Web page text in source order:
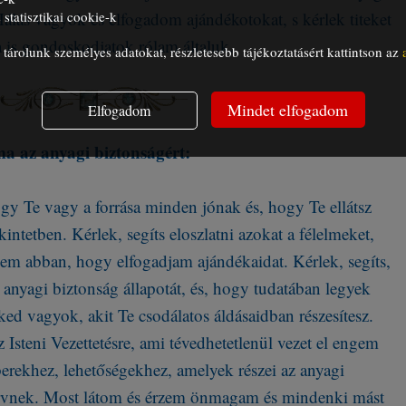
vagyok és elfogadom ajándékotokat, s kérlek titeket
is gondoskodjatok rólam általuk.
az anyagi biztonságért:
Te vagy a forrása minden jónak és, hogy Te ellátsz
Kérlek, segíts eloszlatni azokat a félelmeket,
abban, hogy elfogadjam ajándékaidat. Kérlek, segíts,
biztonság állapotát, és, hogy tudatában legyek
vagyok, akit Te csodálatos áldásaidban részesítesz.
Vezettetésre, ami tévedhetetlenül vezet el engem
lehetőségekhez, amelyek részei az anyagi
Most látom és érzem önmagam és mindenki mást
statisztikai cookie-k
személyes adatokat, részletesebb tájékoztatásért kattintson az
Elfogadom Mindet elfogadom